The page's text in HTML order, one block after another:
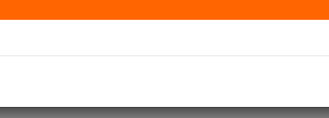
il était dans le désert de Juda ] Dieu, tu es mon